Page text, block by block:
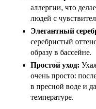
аллергии, что
людей с
Элегантный
серебристый
образу в бассейне.
Простой уход:
очень просто:
в пресной воде и
температуре.